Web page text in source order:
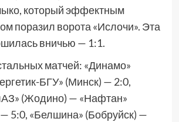
который эффектным
поразил ворота «Ислочи». Эта
вничью — 1:1.
матчей: «Динамо»
БГУ» (Минск) — 2:0,
(Жодино) — «Нафтан»
5:0, «Белшина» (Бобруйск) —